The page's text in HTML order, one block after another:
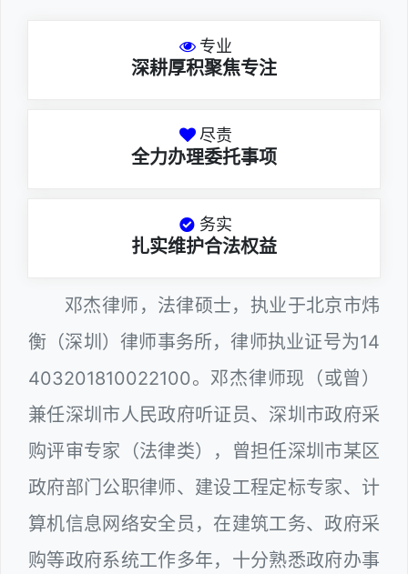
专业
深耕厚积聚焦专注
尽责
全力办理委托事项
务实
扎实维护合法权益
邓杰律师，法律硕士，执业于北京市炜
衡（深圳）律师事务所，律师执业证号为14
403201810022100。邓杰律师现（或曾）
兼任深圳市人民政府听证员、深圳市政府采
购评审专家（法律类），曾担任深圳市某区
政府部门公职律师、建设工程定标专家、计
算机信息网络安全员，在建筑工务、政府采
购等政府系统工作多年，十分熟悉政府办事